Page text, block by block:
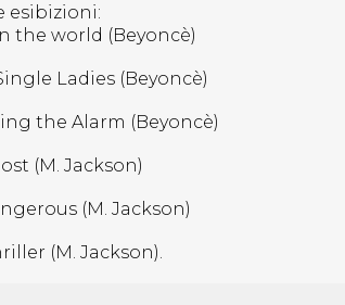
esibizioni:
the world (Beyoncè)
Ladies (Beyoncè)
the Alarm (Beyoncè)
(M. Jackson)
(M. Jackson)
(M. Jackson).